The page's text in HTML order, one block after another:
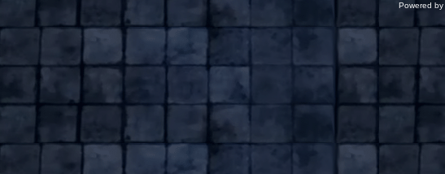
Powered by